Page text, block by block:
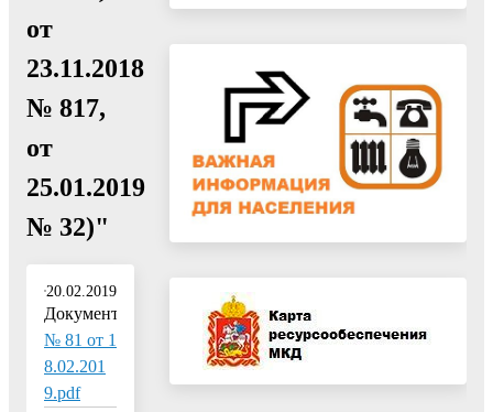
от
23.11.2018
№ 817,
от
25.01.2019
№ 32)"
20.02.2019
Документ:
№ 81 от 1
8.02.201
9.pdf